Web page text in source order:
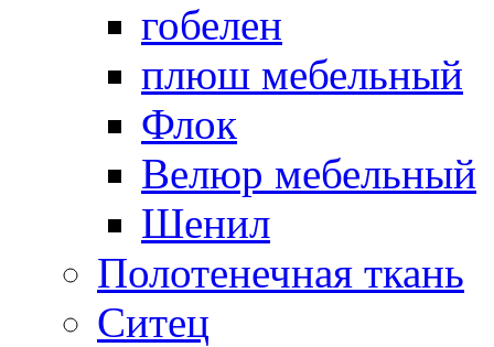
гобелен
плюш мебельный
Флок
Велюр мебельный
Шенил
Полотенечная ткань
Ситец